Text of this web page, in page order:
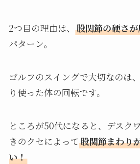
2つ目の理由は、 股関節の硬さ
パターン。
ゴルフのスイングで大切なのは
り使った体の回転です。
ところが50代になると、デスク
きのクセによって股関節まわり
い！